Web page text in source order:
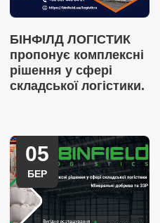
БІНФІЛД ЛОГІСТИК
пропонує комплексні
рішення у сфері
складської логістики.
05
БЕР